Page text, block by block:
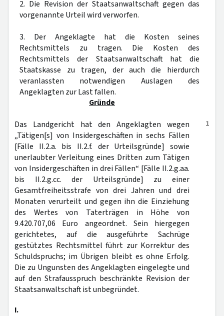
2. Die Revision der Staatsanwaltschaft gegen das
vorgenannte Urteil wird verworfen.
3. Der Angeklagte hat die Kosten seines
Rechtsmittels zu tragen. Die Kosten des
Rechtsmittels der Staatsanwaltschaft hat die
Staatskasse zu tragen, der auch die hierdurch
veranlassten notwendigen Auslagen des
Angeklagten zur Last fallen.
Gründe
1
Das Landgericht hat den Angeklagten wegen
„Tätigen[s] von Insidergeschäften in sechs Fällen
[Fälle II.2.a. bis II.2.f. der Urteilsgründe] sowie
unerlaubter Verleitung eines Dritten zum Tätigen
von Insidergeschäften in drei Fällen“ [Fälle II.2.g.aa.
bis II.2.g.cc. der Urteilsgründe] zu einer
Gesamtfreiheitsstrafe von drei Jahren und drei
Monaten verurteilt und gegen ihn die Einziehung
des Wertes von Taterträgen in Höhe von
9.420.707,06 Euro angeordnet. Sein hiergegen
gerichtetes, auf die ausgeführte Sachrüge
gestütztes Rechtsmittel führt zur Korrektur des
Schuldspruchs; im Übrigen bleibt es ohne Erfolg.
Die zu Ungunsten des Angeklagten eingelegte und
auf den Strafausspruch beschränkte Revision der
Staatsanwaltschaft ist unbegründet.
I.